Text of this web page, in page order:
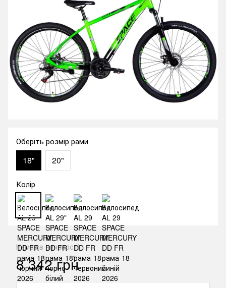
Оберіть розмір рами
18" 20"
Колір
Немає в наявності
8 342 грн